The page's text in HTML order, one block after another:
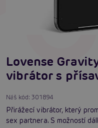
Lovense
vibrátor s
Náš kód:301894
Přirážecí vibrátor, který
sex partnera. S možností